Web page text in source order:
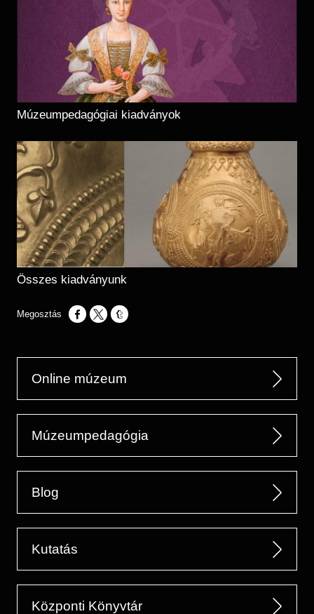
Múzeumpedagógiai kiadványok
Összes kiadványunk
Opens in a new window
Opens in a new window
Opens in a new window
Online múzeum
Múzeumpedagógia
Blog
Kutatás
Központi Könyvtár